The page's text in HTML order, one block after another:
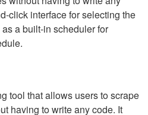
click interface for selecting the
a built-in scheduler for
tool that allows users to scrape
having to write any code. It